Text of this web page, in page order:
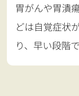
胃がんや胃潰
どは自覚症状
り、早い段階